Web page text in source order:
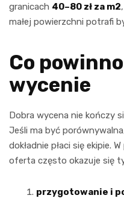
granicach 40–80 zł za m2
małej powierzchni potrafi
Co
wycenie
Dobra wycena nie kończy
Jeśli ma być
dokładnie płaci się ekipie.
oferta często okazuje się
przygotowanie i